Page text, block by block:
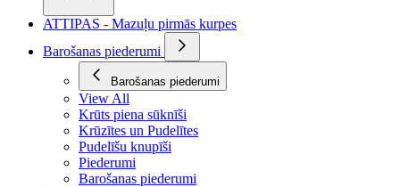
ATTIPAS - Mazuļu pirmās kurpes
Barošanas piederumi
Barošanas piederumi
View All
Krūts piena sūknīši
Krūzītes un Pudelītes
Pudelīšu knupīši
Piederumi
Barošanas piederumi